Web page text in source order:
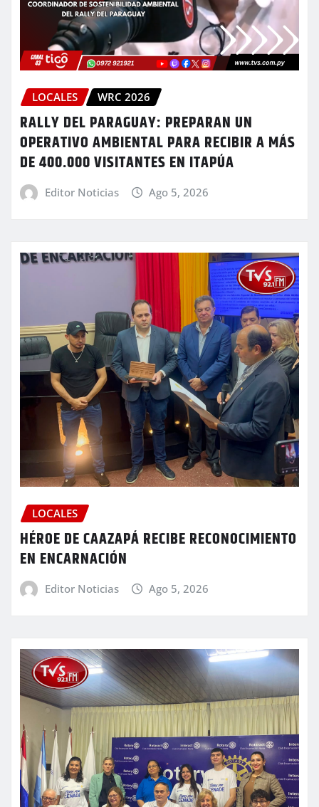
LOCALES WRC 2026
RALLY DEL PARAGUAY: PREPARAN UN
OPERATIVO AMBIENTAL PARA RECIBIR A MÁS
DE 400.000 VISITANTES EN ITAPÚA
Editor Noticias Ago 5, 2026
LOCALES
HÉROE DE CAAZAPÁ RECIBE RECONOCIMIENTO
EN ENCARNACIÓN
Editor Noticias Ago 5, 2026